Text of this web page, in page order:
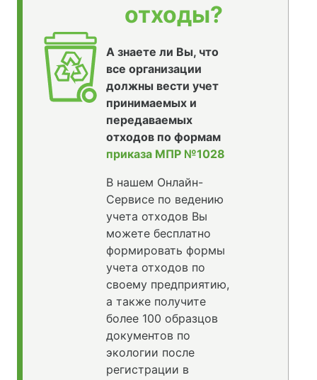
отходы?
А знаете ли Вы, что
все организации
должны вести учет
принимаемых и
передаваемых
отходов по формам
приказа МПР №1028
В нашем Онлайн-
Сервисе по ведению
учета отходов Вы
можете бесплатно
формировать формы
учета отходов по
своему предприятию,
а также получите
более 100 образцов
документов по
экологии после
регистрации в